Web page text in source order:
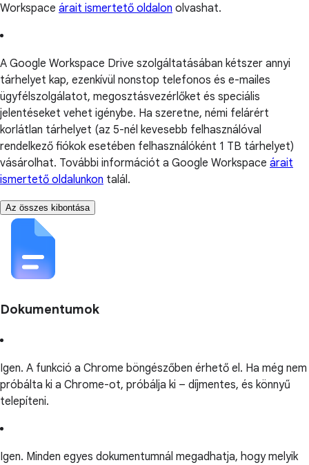
Workspace árait ismertető oldalon olvashat.
A Google Workspace Drive szolgáltatásában kétszer annyi
tárhelyet kap, ezenkívül nonstop telefonos és e-mailes
ügyfélszolgálatot, megosztásvezérlőket és speciális
jelentéseket vehet igénybe. Ha szeretne, némi felárért
korlátlan tárhelyet (az 5-nél kevesebb felhasználóval
rendelkező fiókok esetében felhasználóként 1 TB tárhelyet)
vásárolhat. További információt a Google Workspace árait
ismertető oldalunkon talál.
Az összes kibontása
Dokumentumok
Igen. A funkció a Chrome böngészőben érhető el. Ha még nem
próbálta ki a Chrome-ot, próbálja ki – díjmentes, és könnyű
telepíteni.
Igen. Minden egyes dokumentumnál megadhatja, hogy melyik